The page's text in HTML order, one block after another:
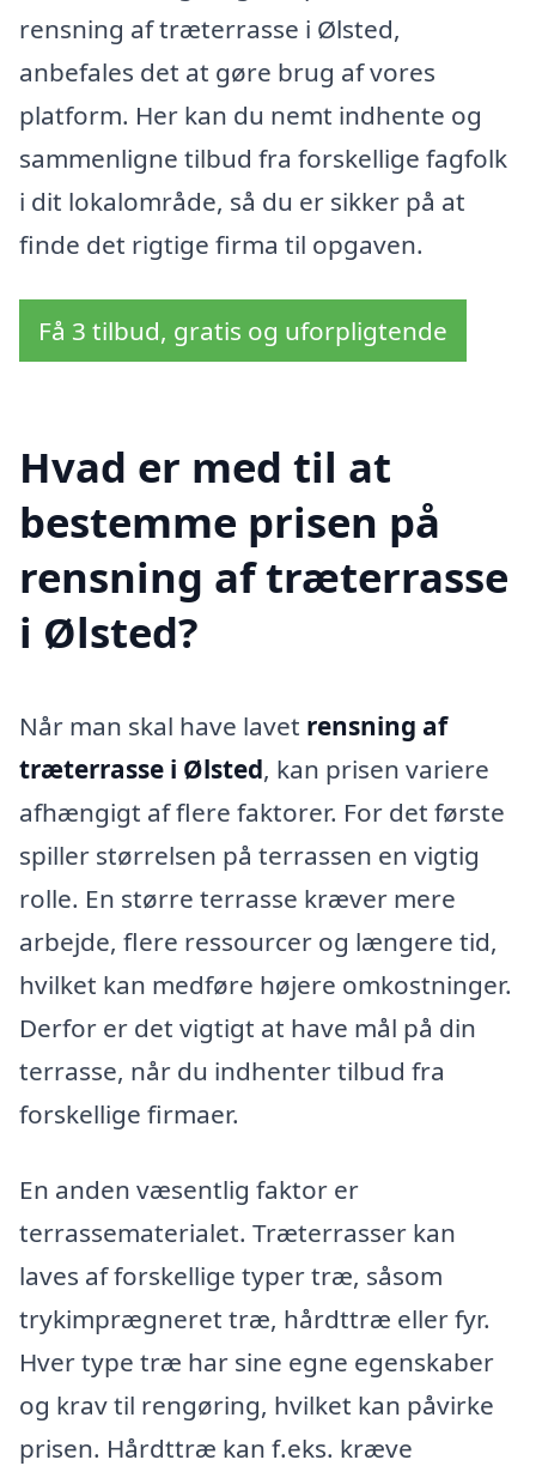
rensning af træterrasse i Ølsted,
anbefales det at gøre brug af vores
platform. Her kan du nemt indhente og
sammenligne tilbud fra forskellige fagfolk
i dit lokalområde, så du er sikker på at
finde det rigtige firma til opgaven.
Få 3 tilbud, gratis og uforpligtende
Hvad er med til at
bestemme prisen på
rensning af træterrasse
i Ølsted?
Når man skal have lavet rensning af
træterrasse i Ølsted, kan prisen variere
afhængigt af flere faktorer. For det første
spiller størrelsen på terrassen en vigtig
rolle. En større terrasse kræver mere
arbejde, flere ressourcer og længere tid,
hvilket kan medføre højere omkostninger.
Derfor er det vigtigt at have mål på din
terrasse, når du indhenter tilbud fra
forskellige firmaer.
En anden væsentlig faktor er
terrassematerialet. Træterrasser kan
laves af forskellige typer træ, såsom
trykimprægneret træ, hårdttræ eller fyr.
Hver type træ har sine egne egenskaber
og krav til rengøring, hvilket kan påvirke
prisen. Hårdttræ kan f.eks. kræve